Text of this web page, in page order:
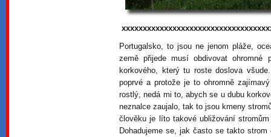
Portugalsko, to jsou ne jenom pláže,
země přijede musí obdivovat ohromné
korkového, který tu roste doslova
poprvé a protože je to ohromně
rostlý, nedá mi to, abych se u dubu
neznalce zaujalo, tak to jsou kmeny
člověku je líto takové ubližování
Dohadujeme se, jak často se takto